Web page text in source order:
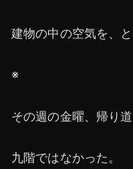
建物の中の空気を、
※
その週の金曜、帰り
九階ではなかった。